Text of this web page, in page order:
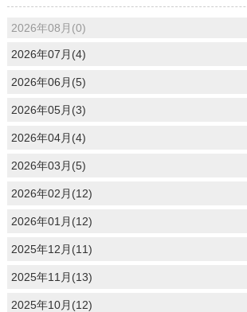
2026年08月(0)
2026年07月(4)
2026年06月(5)
2026年05月(3)
2026年04月(4)
2026年03月(5)
2026年02月(12)
2026年01月(12)
2025年12月(11)
2025年11月(13)
2025年10月(12)